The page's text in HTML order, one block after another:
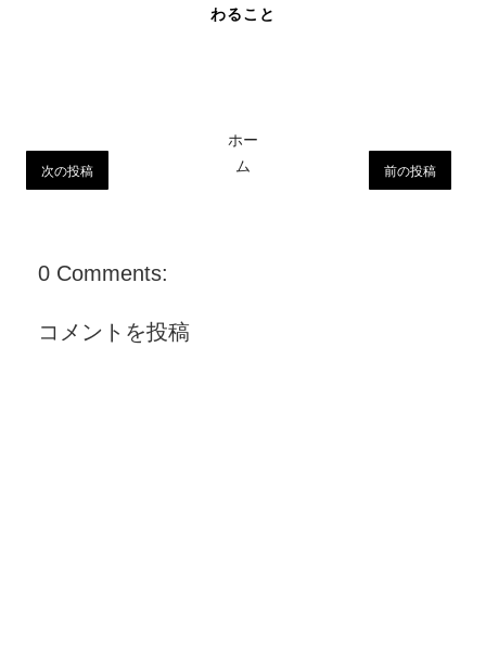
わること
次の投稿 前の投稿
ホー
ム
0 Comments:
コメントを投稿